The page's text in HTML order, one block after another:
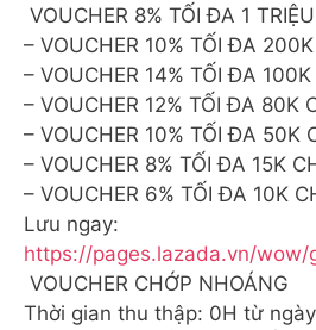
VOUCHER 8% TỐI ĐA 1
– VOUCHER 10% TỐI ĐA
– VOUCHER 14% TỐI ĐA
– VOUCHER 12% TỐI ĐA 80K
– VOUCHER 10% TỐI ĐA 50K
– VOUCHER 8% TỐI ĐA 15K
– VOUCHER 6% TỐI ĐA 10K
Lưu ngay:
https://pages.lazada.vn/
️ VOUCHER CHỚP NHOÁNG
Thời gian thu thập: 0H từ